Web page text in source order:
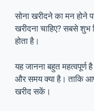
सोना खरीदने का मन होने
खरीदना चाहिए? सबसे शुभ
होता है।
यह जानना बहुत महत्वपूर्ण
और समय क्या है। ताकि
खरीद सकें।